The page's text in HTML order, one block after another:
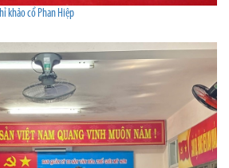
khảo cổ Phan Hiệp